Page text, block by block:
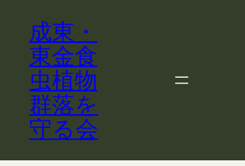
成東・
東金食
虫植物
群落を
守る会